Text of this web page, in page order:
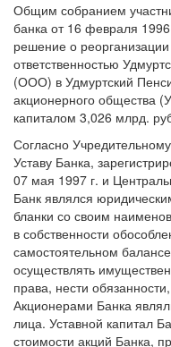
Общим собранием
банка от 16 февраля
решение о
ответственностью
(ООО) в Удмуртский
акционерного общества
капиталом 3,026 млрд.
Согласно
Уставу Банка,
07 мая 1997 г. и
Банк являлся
бланки со своим
в собственности
самостоятельном
осуществлять
права, нести
Акционерами Банка
лица. Уставной капитал
стоимости акций Банка,